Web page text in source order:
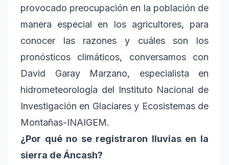
provocado preocupación en la población de
manera especial en los agricultores, para
conocer las razones y cuáles son los
pronósticos climáticos, conversamos con
David Garay Marzano, especialista en
hidrometeorología del Instituto Nacional de
Investigación en Glaciares y Ecosistemas de
Montañas-INAIGEM.
¿Por qué no se registraron lluvias en la
sierra de Áncash?